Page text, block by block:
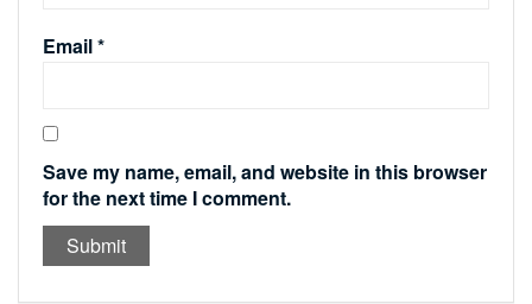
Email*
Save my name, email, and website in this browser
for the next time I comment.